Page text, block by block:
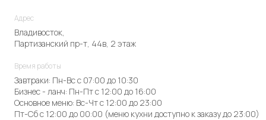
Адрес
Владивосток,
Партизанский пр-т, 44в, 2 этаж
Время работы
Завтраки: Пн-Вс с 07:00 до 10:30
Бизнес - ланч: Пн-Пт с 12:00 до 16:00
Основное меню: Вс-Чт с 12:00 до 23:00
Пт-Сб с 12:00 до 00:00 (меню кухни доступно к заказу до 23:00)